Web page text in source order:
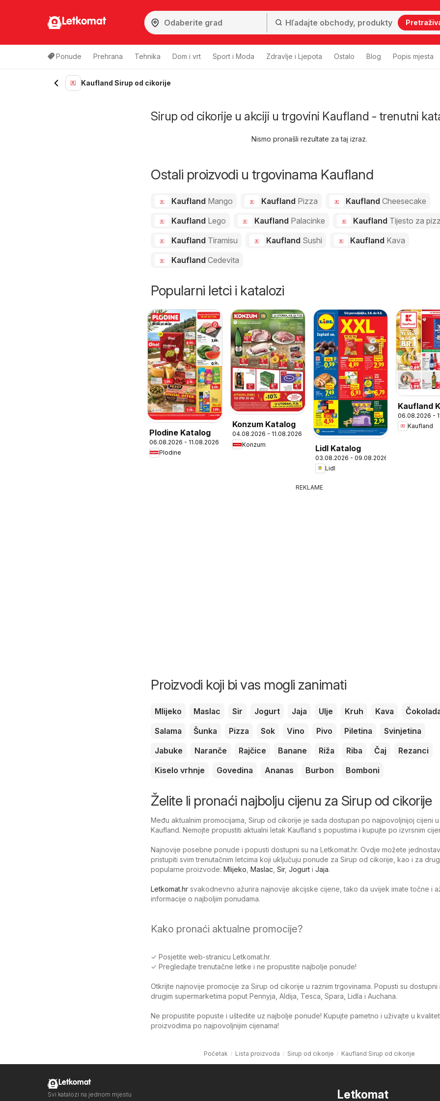
Letkomat
Ponude Prehrana Tehnika Dom i vrt Sport i Moda Zdravlje i Ljepota Ostalo Blog Popis mjesta
Kaufland Sirup od cikorije
Sirup od cikorije u akciji u trgovini Kaufland - trenutni
Nismo pronašli rezultate za taj izraz.
Ostali proizvodi u trgovinama Kaufland
Kaufland Mango Kaufland Pizza KauflandCheesecake
Kaufland Lego Kaufland Palacinke Kaufland Tijesto za
Kaufland Tiramisu Kaufland Sushi Kaufland Kava
Kaufland Cedevita
Popularni letci i katalozi
Plodine Katalog
06.08.2026 - 11.08.2026
Plodine
Konzum Katalog
04.08.2026 - 11.08.2026
Konzum
Lidl Katalog
03.08.2026 - 09.08.2026
Lidl
Kaufland
06.08.2026 -
Kaufland
REKLAME
Proizvodi koji bi vas mogli zanimati
Mlijeko Maslac Sir Jogurt Jaja Ulje Kruh Kava
Salama
Šunka Pizza Sok Vino Pivo Piletina
Svinjetina
Jabuke
Naranče Rajčice Banane Riža Riba Čaj
Rezanci
Kiselo vrhnje
Govedina Ananas Burbon Bomboni
Želite li pronaći najbolju cijenu za Sirup od cikorije
Među aktualnim promocijama, Sirup od cikorije je sada dostupan po najpovoljnijoj cijeni u
Kaufland. Nemojte propustiti aktualni letak Kaufland s popustima i kupujte po izvrsnim
Najnovije posebne ponude i popusti dostupni su na Letkomat.hr. Ovdje možete
pristupiti svim trenutačnim letcima koji uključuju ponude za Sirup od cikorije, kao i za
popularne proizvode: Mlijeko Maslac Sir, Jogurt i Jaja.
Letkomat.hr svakodnevno ažurira najnovije akcijske cijene, tako da uvijek imate točne i
informacije o najboljim ponudama.
Kako pronaći aktualne promocije?
✓ Posjetite web-stranicu Letkomat.hr.
✓ Pregledajte trenutačne letke i ne propustite najbolje ponude!
Otkrijte najnovije promocije za Sirup od cikorije u raznim trgovinama. Popusti su dostupni
drugim supermarketima poput Pennyja, Aldija, Tesca, Spara, Lidla i Auchana.
Ne propustite popuste i uštedite uz najbolje ponude! Kupujte pametno i uživajte u
proizvodima po najpovoljnijim cijenama!
Početak Lista proizvoda Sirup od cikorije Kaufland Sirup od cikorije
Letkomat
Letkomat
Svi katalozi na jednom mjestu